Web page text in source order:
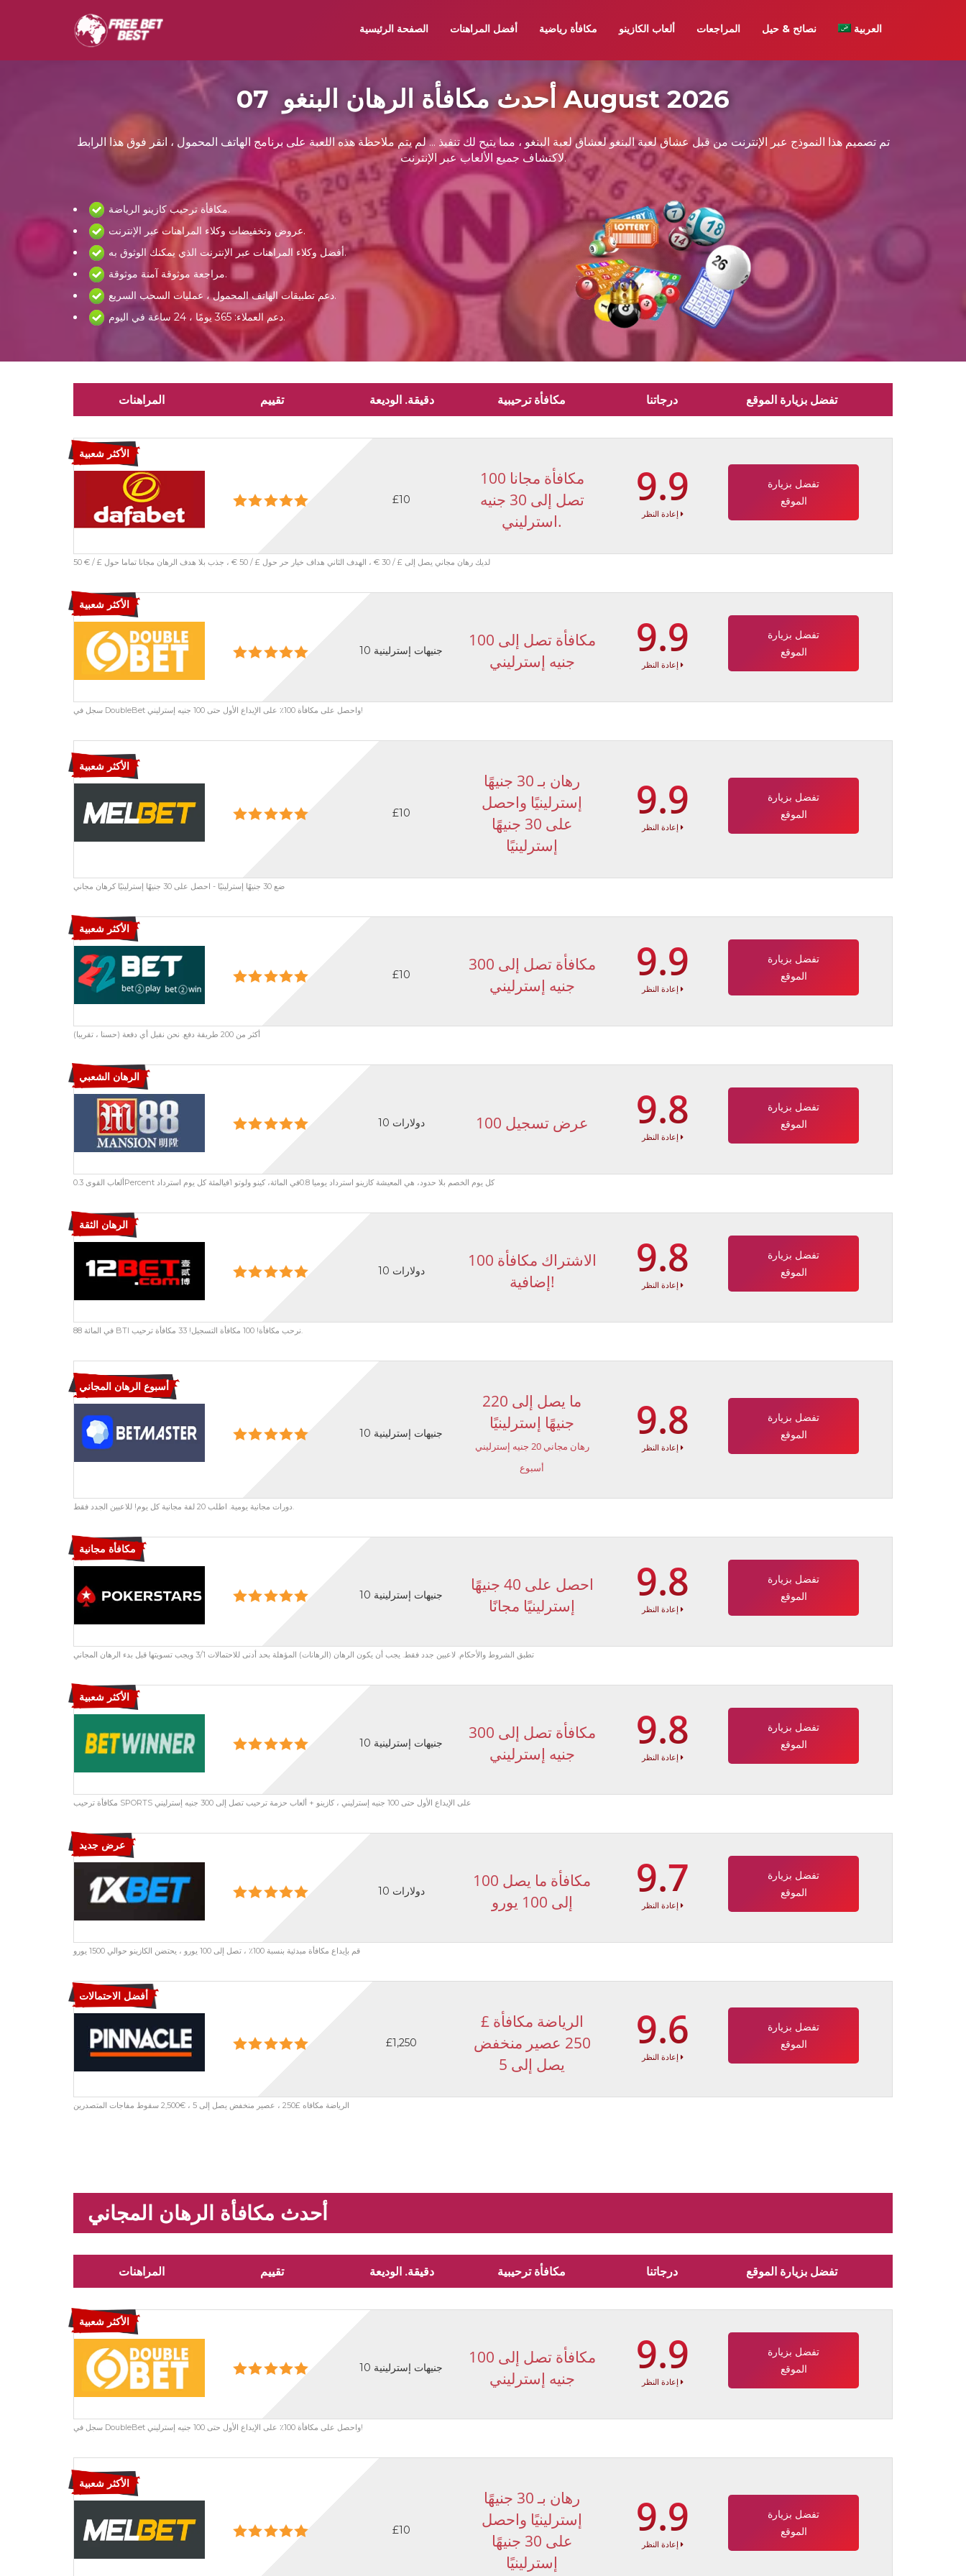
الصفحة الرئيسية أفضل المراهنات مكافأة رياضية ألعاب الكازينو المراجعات نصائح & حيل العربية
أحدث مكافأة الرهان البنغو 07 August 2026
تم تصميم هذا النموذج عبر الإنترنت من قبل عشاق لعبة البنغو لعشاق لعبة البنغو ، مما يتيح لك تنفيذ ... لم يتم ملاحظة هذه اللعبة على برنامج الهاتف المحمول ، انقر فوق هذا الرابط
لاكتشاف جميع الألعاب عبر الإنترنت.
مكافأة ترحيب كازينو الرياضة.
عروض وتخفيضات وكلاء المراهنات عبر الإنترنت.
أفضل وكلاء المراهنات عبر الإنترنت الذي يمكنك الوثوق به.
مراجعة موثوقة آمنة موثوقة.
دعم تطبيقات الهاتف المحمول ، عمليات السحب السريع.
دعم العملاء: 365 يومًا ، 24 ساعة في اليوم.
المراهنات تقييم دقيقة. الوديعة مكافأة ترحيبية درجاتنا تفضل بزيارة الموقع
الأكثر شعبية
£10
100 مكافأة مجانا
تصل إلى 30 جنيه
استرليني.
9.9
إعادة النظر
تفضل بزيارة
الموقع
لديك رهان مجاني يصل إلى £ / 30 € ، الهدف الثاني هداف خيار حر حول £ / 50 € ، جذب بلا هدف الرهان مجانا تماما حول £ / € 50
الأكثر شعبية
10 جنيهات إسترلينية
مكافأة تصل إلى 100
جنيه إسترليني
9.9
إعادة النظر
تفضل بزيارة
الموقع
سجل في DoubleBet واحصل على مكافأة 100٪ على الإيداع الأول حتى 100 جنيه إسترليني!
الأكثر شعبية
£10
رهان بـ 30 جنيهًا
إسترلينيًا واحصل
على 30 جنيهًا
إسترلينيًا
9.9
إعادة النظر
تفضل بزيارة
الموقع
ضع 30 جنيهًا إسترلينيًا - احصل على 30 جنيهًا إسترلينيًا كرهان مجاني
الأكثر شعبية
£10
مكافأة تصل إلى 300
جنيه إسترليني
9.9
إعادة النظر
تفضل بزيارة
الموقع
أكثر من 200 طريقة دفع. نحن نقبل أي دفعة (حسنا ، تقريبا)
الرهان الشعبي
10 دولارات 100 عرض تسجيل 9.8
إعادة النظر
تفضل بزيارة
الموقع
ألعاب القوى 0.3Percent كل يوم الخصم بلا حدود، هي المعيشة كازينو استرداد يوميا 0.8في المائة، كينو ولوتو 1فيالمئة كل يوم استرداد
الرهان الثقة
10 دولارات
100 الاشتراك مكافأة
إضافية!
9.8
إعادة النظر
تفضل بزيارة
الموقع
أسبوع الرهان المجاني
10 جنيهات إسترلينية
ما يصل إلى 220
جنيهًا إسترلينيًا
رهان مجاني 20 جنيه إسترليني
أسبوع
9.8
إعادة النظر
تفضل بزيارة
الموقع
مكافأة مجانية
10 جنيهات إسترلينية
احصل على 40 جنيهًا
إسترلينيًا مجانًا
9.8
إعادة النظر
تفضل بزيارة
الموقع
تطبق الشروط والأحكام. لاعبين جدد فقط. يجب أن يكون الرهان (الرهانات) المؤهلة بحد أدنى للاحتمالات 3/1 ويجب تسويتها قبل بدء الرهان المجاني
الأكثر شعبية
10 جنيهات إسترلينية
مكافأة تصل إلى 300
جنيه إسترليني
9.8
إعادة النظر
تفضل بزيارة
الموقع
مكافأة ترحيب SPORTS على الإيداع الأول حتى 100 جنيه إسترليني ، كازينو + ألعاب حزمة ترحيب تصل إلى 300 جنيه إسترليني
عرض جديد
10 دولارات
100 مكافأة ما يصل
إلى 100 يورو
9.7
إعادة النظر
تفضل بزيارة
الموقع
قم بإيداع مكافأة مبدئية بنسبة 100٪ ، تصل إلى 100 يورو ، يحتضن الكازينو حوالي 1500 يورو
أفضل الاحتمالات
£1,250
الرياضة مكافأة £
250 عصير منخفض
يصل إلى 5
9.6
إعادة النظر
تفضل بزيارة
الموقع
الرياضة مكافاه £250 ، عصير منخفض يصل إلى 5 ، €2,500 سقوط مفاجات المتصدرين
أحدث مكافأة الرهان المجاني
المراهنات تقييم دقيقة. الوديعة مكافأة ترحيبية درجاتنا تفضل بزيارة الموقع
الأكثر شعبية
10 جنيهات إسترلينية
مكافأة تصل إلى 100
جنيه إسترليني
9.9
إعادة النظر
تفضل بزيارة
الموقع
سجل في DoubleBet واحصل على مكافأة 100٪ على الإيداع الأول حتى 100 جنيه إسترليني!
الأكثر شعبية
£10
رهان بـ 30 جنيهًا
إسترلينيًا واحصل
على 30 جنيهًا
إسترلينيًا
9.9
إعادة النظر
تفضل بزيارة
الموقع